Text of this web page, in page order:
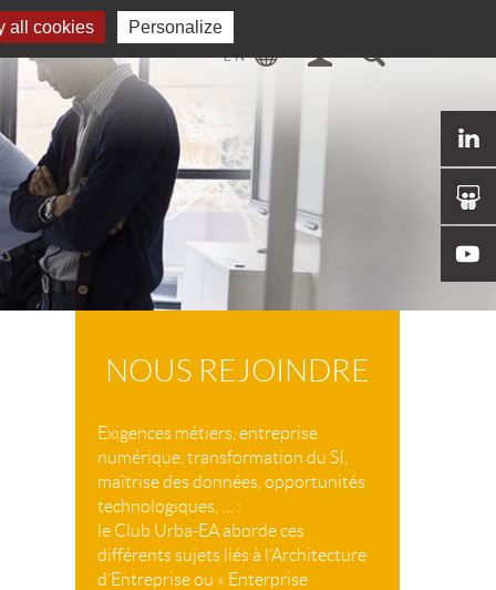
NOUS REJOINDRE
Exigences métiers, entreprise
numérique, transformation du SI,
maîtrise des données, opportunités
technologiques, … :
le Club Urba-EA aborde ces
différents sujets liés à l’Architecture
d’Entreprise ou « Enterprise
all cookies Personalize